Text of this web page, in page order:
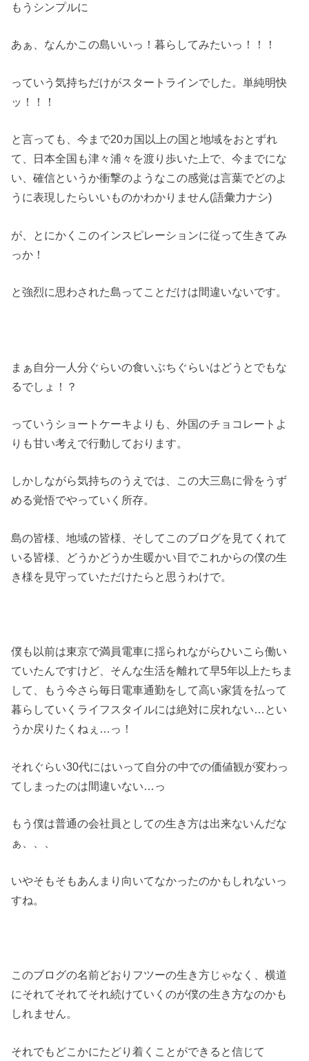
もうシンプルに
あぁ、なんかこの島いいっ！暮らしてみたいっ！！！
っていう気持ちだけがスタートラインでした。単純明快
ッ！！！
と言っても、今まで20カ国以上の国と地域をおとずれ
て、日本全国も津々浦々を渡り歩いた上で、今までにな
い、確信というか衝撃のようなこの感覚は言葉でどのよ
うに表現したらいいものかわかりません(語彙力ナシ)
が、とにかくこのインスピレーションに従って生きてみ
っか！
と強烈に思わされた島ってことだけは間違いないです。
まぁ自分一人分ぐらいの食いぶちぐらいはどうとでもな
るでしょ！？
っていうショートケーキよりも、外国のチョコレートよ
りも甘い考えで行動しております。
しかしながら気持ちのうえでは、この大三島に骨をうず
める覚悟でやっていく所存。
島の皆様、地域の皆様、そしてこのブログを見てくれて
いる皆様、どうかどうか生暖かい目でこれからの僕の生
き様を見守っていただけたらと思うわけで。
僕も以前は東京で満員電車に揺られながらひいこら働い
ていたんですけど、そんな生活を離れて早5年以上たちま
して、もう今さら毎日電車通勤をして高い家賃を払って
暮らしていくライフスタイルには絶対に戻れない…とい
うか戻りたくねぇ…っ！
それぐらい30代にはいって自分の中での価値観が変わっ
てしまったのは間違いない…っ
もう僕は普通の会社員としての生き方は出来ないんだな
ぁ、、、
いやそもそもあんまり向いてなかったのかもしれないっ
すね。
このブログの名前どおりフツーの生き方じゃなく、横道
にそれてそれてそれ続けていくのが僕の生き方なのかも
しれません。
それでもどこかにたどり着くことができると信じて